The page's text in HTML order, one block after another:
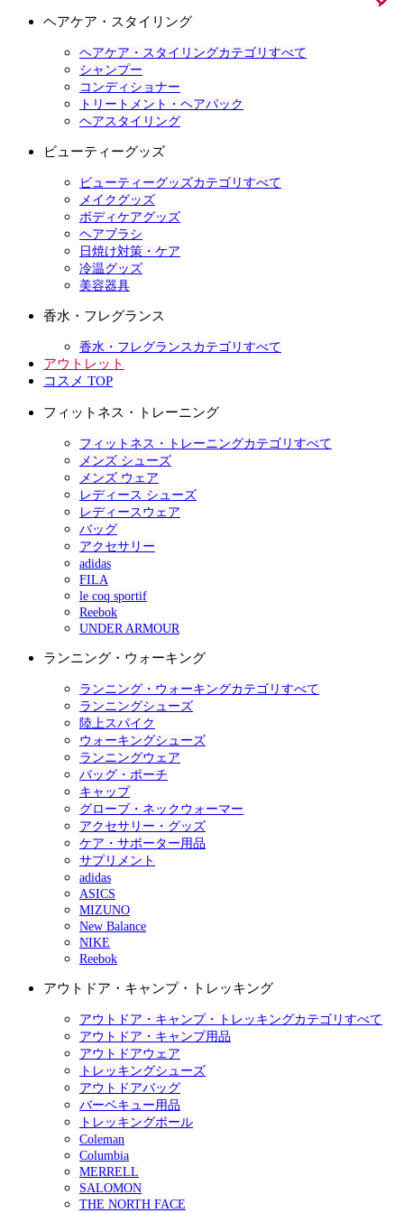
ヘアケア・スタイリング
ヘアケア・スタイリングカテゴリすべて
シャンプー
コンディショナー
トリートメント・ヘアパック
ヘアスタイリング
ビューティーグッズ
ビューティーグッズカテゴリすべて
メイクグッズ
ボディケアグッズ
ヘアブラシ
日焼け対策・ケア
冷温グッズ
美容器具
香水・フレグランス
香水・フレグランスカテゴリすべて
アウトレット
コスメ TOP
フィットネス・トレーニング
フィットネス・トレーニングカテゴリすべて
メンズ シューズ
メンズ ウェア
レディース シューズ
レディースウェア
バッグ
アクセサリー
adidas
FILA
le coq sportif
Reebok
UNDER ARMOUR
ランニング・ウォーキング
ランニング・ウォーキングカテゴリすべて
ランニングシューズ
陸上スパイク
ウォーキングシューズ
ランニングウェア
バッグ・ポーチ
キャップ
グローブ・ネックウォーマー
アクセサリー・グッズ
ケア・サポーター用品
サプリメント
adidas
ASICS
MIZUNO
New Balance
NIKE
Reebok
アウトドア・キャンプ・トレッキング
アウトドア・キャンプ・トレッキングカテゴリすべて
アウトドア・キャンプ用品
アウトドアウェア
トレッキングシューズ
アウトドアバッグ
バーベキュー用品
トレッキングポール
Coleman
Columbia
MERRELL
SALOMON
THE NORTH FACE